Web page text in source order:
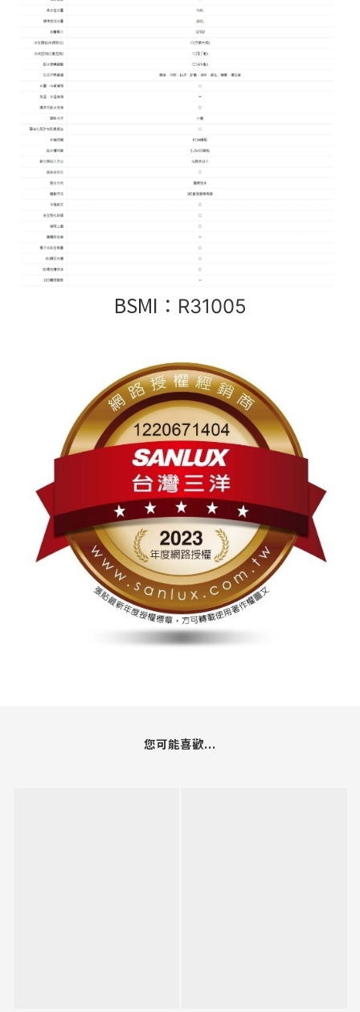
BSMI： R31005
您可能喜歡...